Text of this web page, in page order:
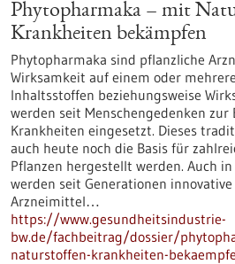
Phytopharmaka – mit
Krankheiten bekämpfen
Phytopharmaka sind pflanzliche
Wirksamkeit auf einem oder
Inhaltsstoffen beziehungsweise
werden seit Menschengedenken zur
Krankheiten eingesetzt. Dieses
auch heute noch die Basis für
Pflanzen hergestellt werden. Auch
werden seit Generationen
Arzneimittel…
https://www.gesundheitsindustrie-
bw.de/fachbeitrag/dossier/
naturstoffen-krankheiten-